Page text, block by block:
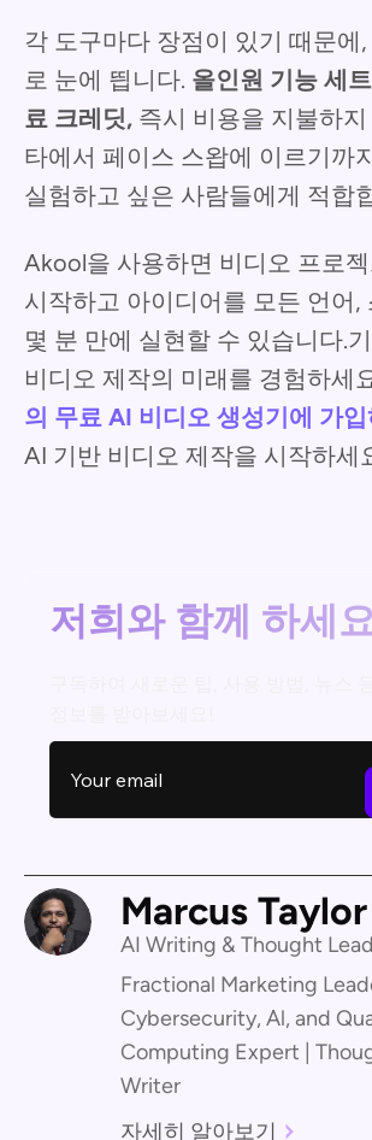
각 도구마다 장점이 있기 때문에,
로 눈에 띕니다. 올인원 기능 세트
료 크레딧, 즉시 비용을 지불하
타에서 페이스 스왑에 이르기까
실험하고 싶은 사람들에게 적합
Akool을 사용하면 비디오 프로
시작하고 아이디어를 모든 언어,
몇 분 만에 실현할 수 있습니다.
비디오 제작의 미래를 경험하세
의 무료 AI 비디오 생성기에 가
AI 기반 비디오 제작을 시작하세
저희와 함께 하세
Marcus Taylor
AI Writing & Thought
Fractional Marketing
Cybersecurity, Al, and
Computing Expert |
Writer
자세히 알아보기